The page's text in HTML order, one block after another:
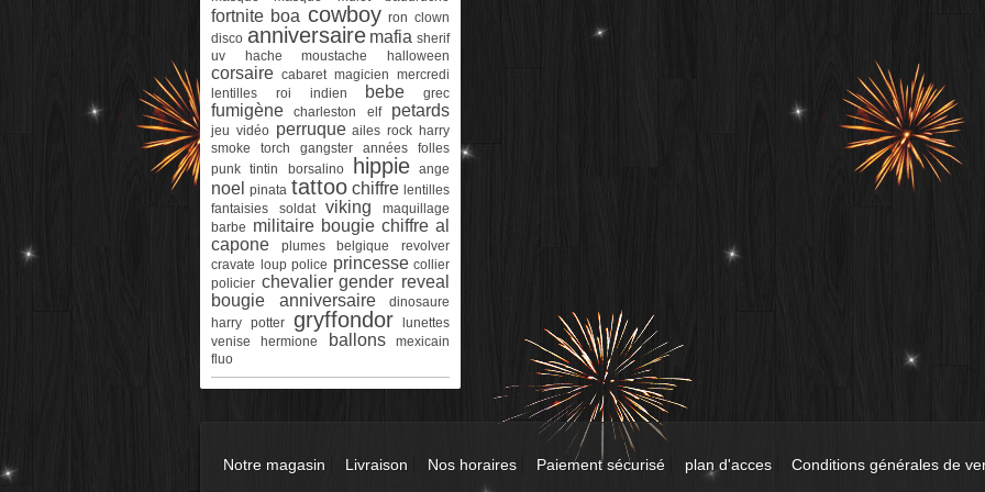
fortnite boa cowboy ron clown
disco anniversaire mafia sherif
uv
hache moustache halloween
corsaire cabaret magicien mercredi
lentilles
roi indien bebe grec
fumigène charleston elf petards
jeu vidéo perruque ailes rock harry
smoke torch
gangster
années folles
punk tintin borsalino hippie ange
noel pinata tattoo chiffre lentilles
fantaisies
soldat viking
maquillage
barbe militaire bougie chiffre al
capone
plumes belgique
revolver
cravate loup police princesse collier
policier chevalier gender reveal
bougie anniversaire
dinosaure
harry potter gryffondor lunettes
venise
hermione ballons
mexicain
fluo
Notre magasin Livraison Nos horaires Paiement sécurisé plan d'acces Conditions générales de